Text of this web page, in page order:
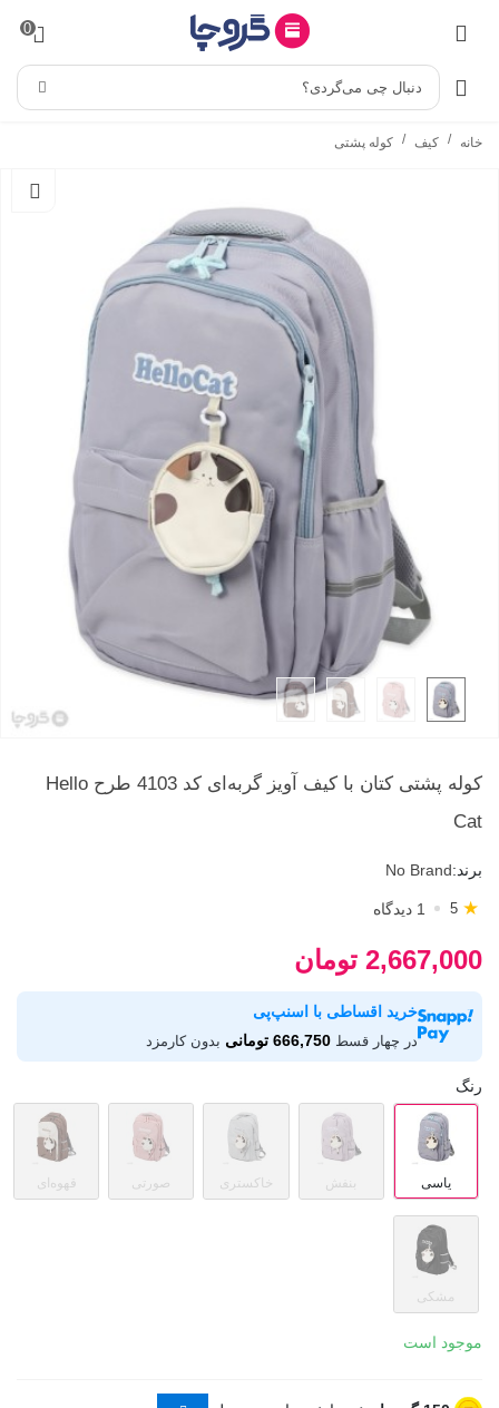
0
دنبال چی می‌گردی؟
خانه / کیف / کوله پشتی
کوله پشتی کتان با کیف آویز گربه‌ای کد 4103 طرح Hello
Cat
برند:No Brand
5 ★ 1 دیدگاه
2,667,000 تومان
خرید اقساطی با اسنپ‌پی
در چهار قسط 666,750 تومانی بدون کارمزد
رنگ
بنفش خاکستری صورتی قهوه‌ای
مشکی
یاسی
موجود است